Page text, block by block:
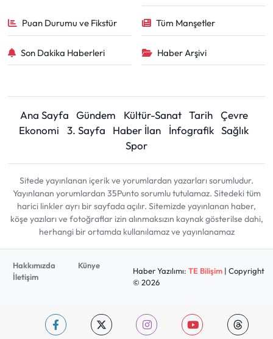
Puan Durumu ve Fikstür Tüm Manşetler
Son Dakika Haberleri Haber Arşivi
Ana Sayfa Gündem Kültür-Sanat Tarih
Çevre
Ekonomi
3. Sayfa Haber İlan İnfografik Sağlık
Spor
Sitede yayınlanan içerik ve yorumlardan yazarları sorumludur.
Yayınlanan yorumlardan 35Punto sorumlu tutulamaz. Sitedeki tüm
harici linkler ayrı bir sayfada açılır. Sitemizde yayınlanan haber,
köşe yazıları ve fotoğraflar izin alınmaksızın kaynak gösterilse dahi,
herhangi bir ortamda kullanılamaz ve yayınlanamaz
Hakkımızda
Künye
İletişim
Haber Yazılımı: TE Bilişim| Copyright
© 2026